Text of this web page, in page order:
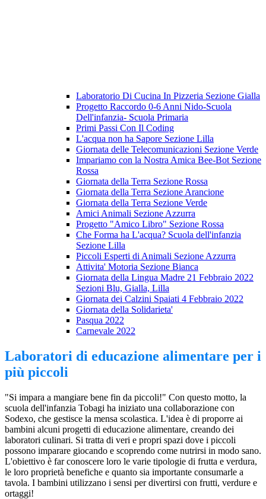
Laboratorio Di Cucina In Pizzeria Sezione Gialla
Progetto Raccordo 0-6 Anni Nido-Scuola
Dell'infanzia- Scuola Primaria
Primi Passi Con Il Coding
L'acqua non ha Sapore Sezione Lilla
Giornata delle Telecomunicazioni Sezione Verde
Impariamo con la Nostra Amica Bee-Bot Sezione
Rossa
Giornata della Terra Sezione Rossa
Giornata della Terra Sezione Arancione
Giornata della Terra Sezione Verde
Amici Animali Sezione Azzurra
Progetto "Amico Libro" Sezione Rossa
Che Forma ha L'acqua? Scuola dell'infanzia
Sezione Lilla
Piccoli Esperti di Animali Sezione Azzurra
Attivita' Motoria Sezione Bianca
Giornata della Lingua Madre 21 Febbraio 2022
Sezioni Blu, Gialla, Lilla
Giornata dei Calzini Spaiati 4 Febbraio 2022
Giornata della Solidarieta'
Pasqua 2022
Carnevale 2022
Laboratori di educazione alimentare per i
più piccoli
"Si impara a mangiare bene fin da piccoli!" Con questo motto, la
scuola dell'infanzia Tobagi ha iniziato una collaborazione con
Sodexo, che gestisce la mensa scolastica. L'idea è di proporre ai
bambini alcuni progetti di educazione alimentare, creando dei
laboratori culinari. Si tratta di veri e propri spazi dove i piccoli
possono imparare giocando e scoprendo come nutrirsi in modo sano.
L'obiettivo è far conoscere loro le varie tipologie di frutta e verdura,
le loro proprietà benefiche e quanto sia importante consumarle a
tavola. I bambini utilizzano i sensi per divertirsi con frutti, verdure e
ortaggi!